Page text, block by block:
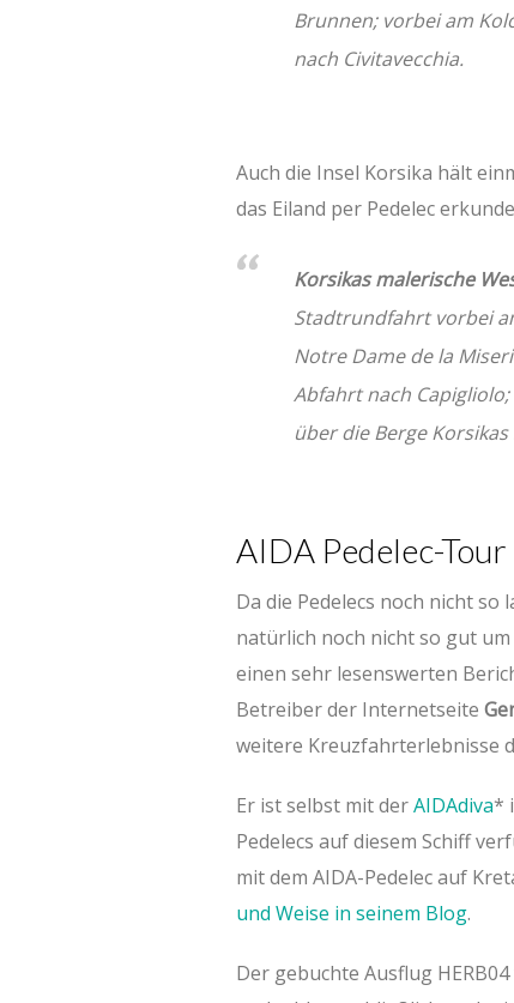
Brunnen; vorbei am
nach Civitavecchia.
Auch die Insel Korsika hält
das Eiland per Pedelec
Korsikas malerische
Stadtrundfahrt vorbei
Notre Dame de la
Abfahrt nach
über die Berge Korsikas
AIDA Pedelec-
Da die Pedelecs noch nicht
natürlich noch nicht so gut
einen sehr lesenswerten
Betreiber der Internetseite
weitere Kreuzfahrterlebnisse
Er ist selbst mit derAIDAdiva*
Pedelecs auf diesem Schiff
mit dem AIDA-Pedelec auf
und Weise in seinem Blog.
Der gebuchte Ausflug